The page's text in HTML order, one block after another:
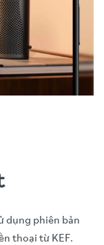
dụng phiên bản
thoại từ KEF.